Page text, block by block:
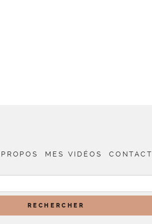
MES VIDÉOS CONTACT
RECHERCHER :